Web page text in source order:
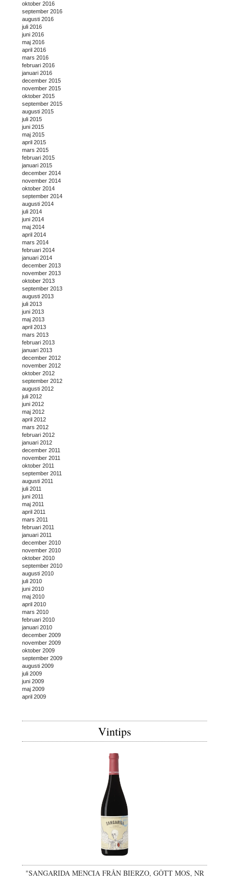
oktober 2016
september 2016
augusti 2016
juli 2016
juni 2016
maj 2016
april 2016
mars 2016
februari 2016
januari 2016
december 2015
november 2015
oktober 2015
september 2015
augusti 2015
juli 2015
juni 2015
maj 2015
april 2015
mars 2015
februari 2015
januari 2015
december 2014
november 2014
oktober 2014
september 2014
augusti 2014
juli 2014
juni 2014
maj 2014
april 2014
mars 2014
februari 2014
januari 2014
december 2013
november 2013
oktober 2013
september 2013
augusti 2013
juli 2013
juni 2013
maj 2013
april 2013
mars 2013
februari 2013
januari 2013
december 2012
november 2012
oktober 2012
september 2012
augusti 2012
juli 2012
juni 2012
maj 2012
april 2012
mars 2012
februari 2012
januari 2012
december 2011
november 2011
oktober 2011
september 2011
augusti 2011
juli 2011
juni 2011
maj 2011
april 2011
mars 2011
februari 2011
januari 2011
december 2010
november 2010
oktober 2010
september 2010
augusti 2010
juli 2010
juni 2010
maj 2010
april 2010
mars 2010
februari 2010
januari 2010
december 2009
november 2009
oktober 2009
september 2009
augusti 2009
juli 2009
juni 2009
maj 2009
april 2009
Vintips
"SANGARIDA MENCIA FRÅN BIERZO, GÔTT MOS, NR